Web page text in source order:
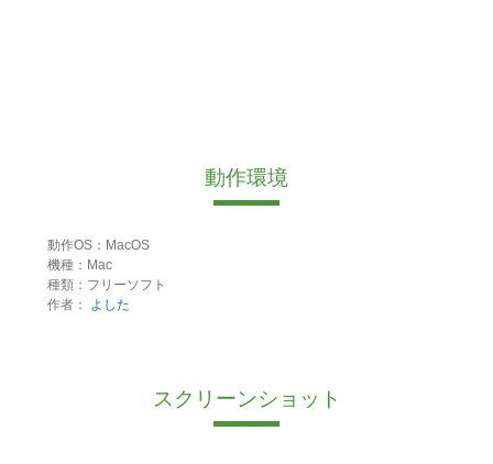
動作環境
動作OS：MacOS
機種：Mac
種類：フリーソフト
作者：
よした
スクリーンショット